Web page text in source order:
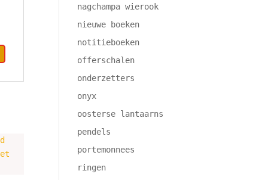
nagchampa wierook
nieuwe boeken
notitieboeken
offerschalen
onderzetters
onyx
oosterse lantaarns
pendels
portemonnees
ringen